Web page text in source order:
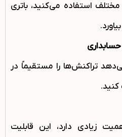
استفاده می‌کنید، باتری
حسابداری
تراکنش‌ها را مستقیماً در
زیادی دارد، این قابلیت